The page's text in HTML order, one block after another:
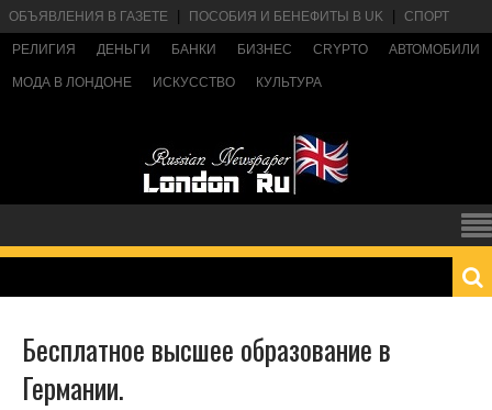
ОБЪЯВЛЕНИЯ В ГАЗЕТЕ ПОСОБИЯ И БЕНЕФИТЫ В UK СПОРТ
РЕЛИГИЯ ДЕНЬГИ БАНКИ БИЗНЕС CRYPTO АВТОМОБИЛИ
МОДА В ЛОНДОНЕ ИСКУССТВО КУЛЬТУРА
Бесплатное высшее образование в
Германии.